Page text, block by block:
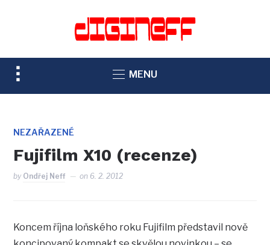
TOGGLE
SIDEBAR
NAVIGATION
MENU
NEZAŘAZENÉ
Fujifilm X10 (recenze)
by Ondřej Neff on 6. 2. 2012
Koncem října loňského roku Fujifilm představil nově